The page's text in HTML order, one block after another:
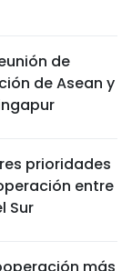
de
de Asean y
prioridades
entre
Sur